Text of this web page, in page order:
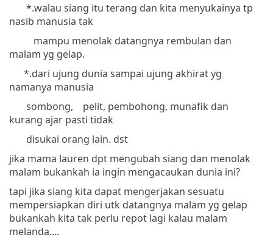
*.walau siang itu terang dan kita menyukainya tp
nasib manusia tak
mampu menolak datangnya rembulan dan
malam yg gelap.
*.dari ujung dunia sampai ujung akhirat yg
namanya manusia
sombong, pelit, pembohong, munafik dan
kurang ajar pasti tidak
disukai orang lain. dst
jika mama lauren dpt mengubah siang dan menolak
malam bukankah ia ingin mengacaukan dunia ini?
tapi jika siang kita dapat mengerjakan sesuatu
mempersiapkan diri utk datangnya malam yg gelap
bukankah kita tak perlu repot lagi kalau malam
melanda....